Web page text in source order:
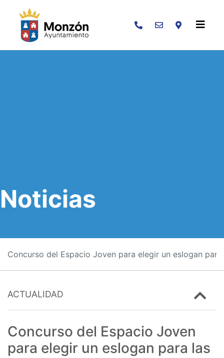
Buscar
Noticias
Concurso del Espacio Joven para elegir un eslogan
ACTUALIDAD
Concurso del Espacio Joven
para elegir un eslogan para las